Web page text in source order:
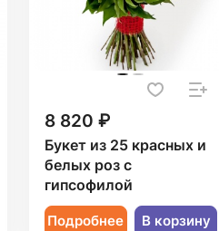
8 820 ₽
Букет из 25 красных и
белых роз с
гипсофилой
Подробнее В корзину